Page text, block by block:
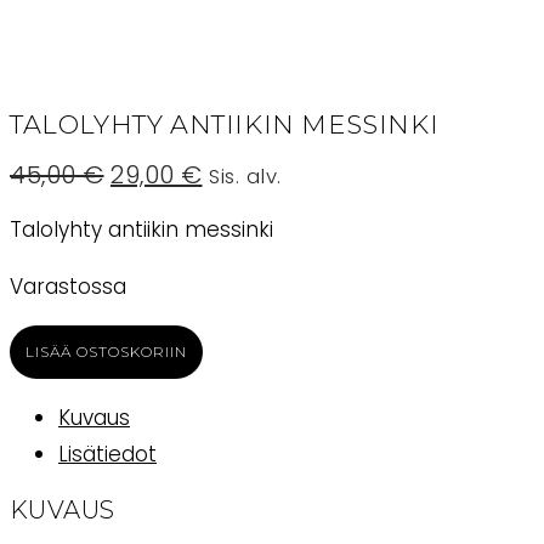
TALOLYHTY ANTIIKIN MESSINKI
45,00€Alkuperäinen
hinta
oli:
45,00 €.
29,00 € Nykyinen
hinta
on:
29,00 €.
Sis. alv.
Talolyhty antiikin messinki
Varastossa
Talolyhty
antiikin
messinki
määrä
LISÄÄ OSTOSKORIIN
Kuvaus
Lisätiedot
KUVAUS